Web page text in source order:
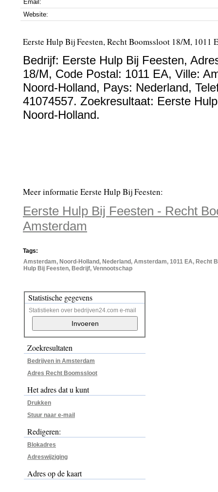
Email:
Website:
Eerste Hulp Bij Feesten, Recht Boomssloot 18/M, 1011
Bedrijf: Eerste Hulp Bij Feesten,
18/M, Code Postal: 1011 EA, Ville:
Noord-Holland, Pays: Nederland,
41074557. Zoekresultaat: Eerste
Noord-Holland.
Meer informatie Eerste Hulp Bij Feesten:
Eerste Hulp Bij Feesten - Recht
Amsterdam
Tags:
Amsterdam, Noord-Holland, Nederland, Amsterdam, 1011 EA, Recht
Hulp Bij Feesten, Bedrijf, Vennootschap
Statistische gegevens
Statistieken over bedrijven24.com e-mail
Zoekresultaten
Bedrijven in Amsterdam
Adres Recht Boomssloot
Het adres dat u kunt
Drukken
Stuur naar e-mail
Redigeren:
Blokadres
Adreswijziging
Adres op de kaart